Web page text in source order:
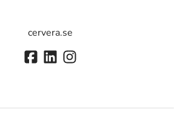
cervera.se